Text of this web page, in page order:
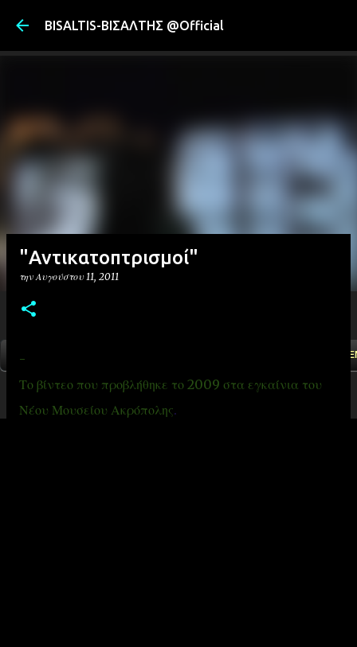
BISALTIS-ΒΙΣΑΛΤΗΣ @Official
"Αντικατοπτρισμοί"
τηνΑυγούστου 11, 2011
-
Το βίντεο που προβλήθηκε το 2009 στα εγκαίνια του
Νέου Μουσείου Ακρόπολης.